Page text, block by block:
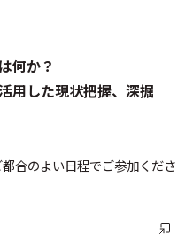
何か？
用した現状把握、深掘
合のよい日程でご参加くださ